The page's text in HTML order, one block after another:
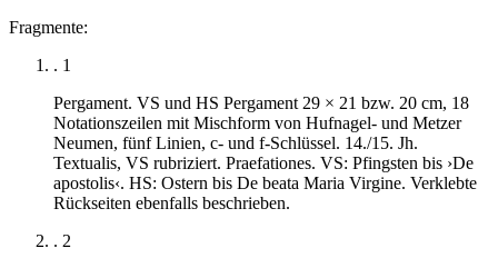
Fragmente:
. 1
Pergament. VS und HS Pergament 29 × 21 bzw. 20 cm, 18
Notationszeilen mit Mischform von Hufnagel- und Metzer
Neumen, fünf Linien, c- und f-Schlüssel. 14./15. Jh.
Textualis, VS rubriziert. Praefationes. VS: Pfingsten bis ›De
apostolis‹. HS: Ostern bis De beata Maria Virgine. Verklebte
Rückseiten ebenfalls beschrieben.
. 2